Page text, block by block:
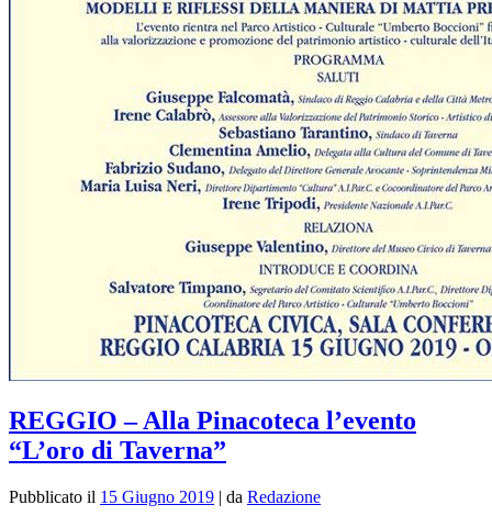
REGGIO – Alla Pinacoteca l’evento
“L’oro di Taverna”
Pubblicato il 15 Giugno 2019 | da Redazione